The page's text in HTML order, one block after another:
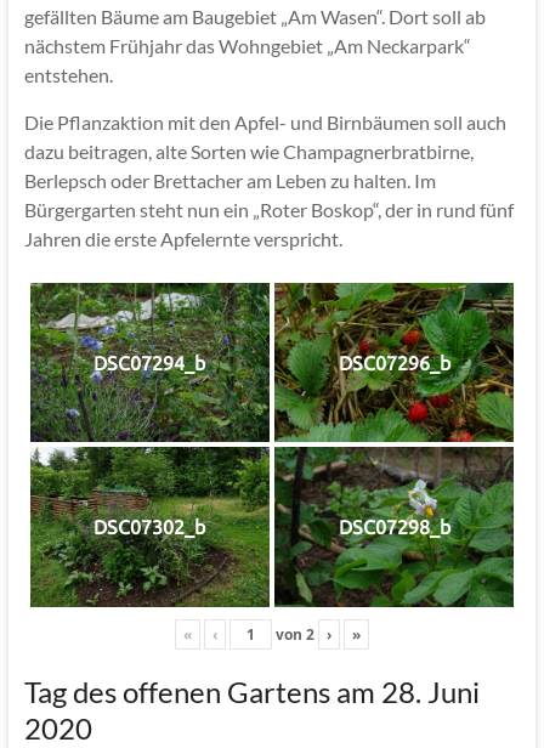
gefällten Bäume am Baugebiet „Am Wasen“. Dort soll ab
nächstem Frühjahr das Wohngebiet „Am Neckarpark“
entstehen.
Die Pflanzaktion mit den Apfel- und Birnbäumen soll auch
dazu beitragen, alte Sorten wie Champagnerbratbirne,
Berlepsch oder Brettacher am Leben zu halten. Im
Bürgergarten steht nun ein „Roter Boskop“, der in rund fünf
Jahren die erste Apfelernte verspricht.
DSC07294_b DSC07296_b
DSC07302_b DSC07298_b
« ‹ von 2 › »
Tag des offenen Gartens am 28. Juni
2020